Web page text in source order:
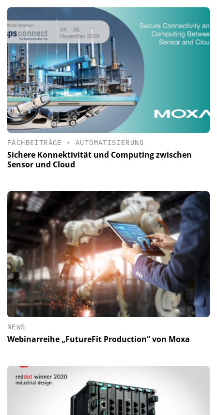
FACHBEITRÄGE •AUTOMATISIERUNG
Sichere Konnektivität und Computing zwischen
Sensor und Cloud
NEWS
Webinarreihe „FutureFit Production“ von Moxa